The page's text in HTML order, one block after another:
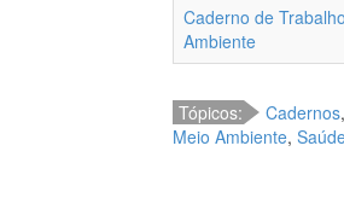
Caderno de
Ambiente
Tópicos: Cadernos,
Meio Ambiente,